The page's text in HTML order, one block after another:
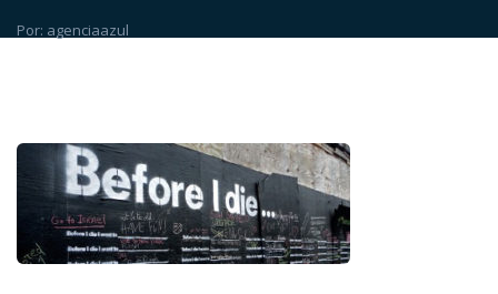
Por: agenciaazul